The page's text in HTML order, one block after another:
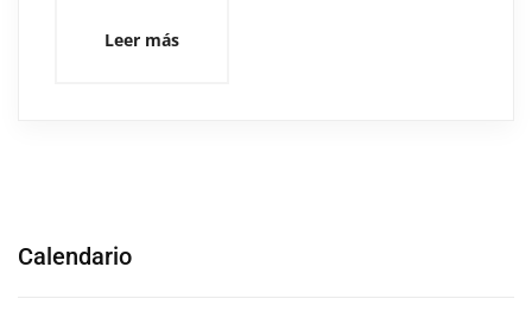
Leer más
Calendario